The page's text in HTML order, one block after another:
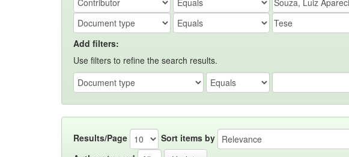
Add filters:
Use filters to refine the search results.
Results/Page Sort items by